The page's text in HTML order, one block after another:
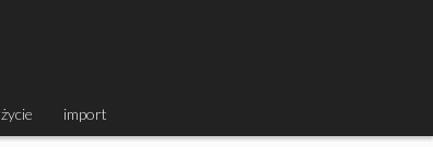
życie import